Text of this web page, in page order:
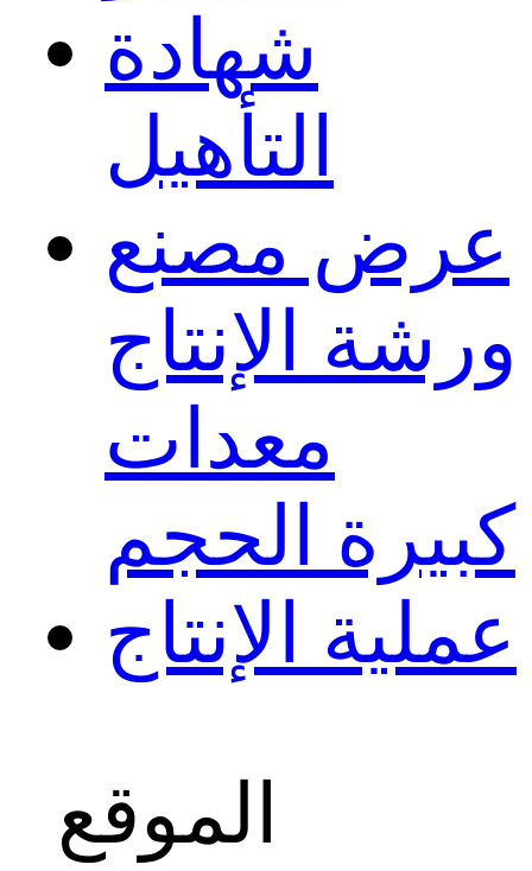
شهادة
التأهيل
عرض مصنع
ورشة الإنتاج
معدات
كبيرة الحجم
عملية الإنتاج
الموقع